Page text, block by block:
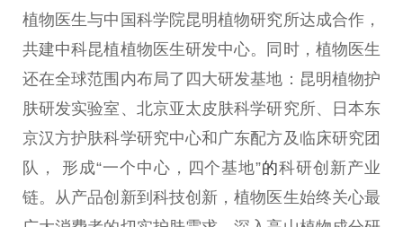
植物医生与中国科学院昆明植物研究所达成合作，
共建中科昆植植物医生研发中心。同时，植物医生
还在全球范围内布局了四大研发基地：昆明植物护
肤研发实验室、北京亚太皮肤科学研究所、日本东
京汉方护肤科学研究中心和广东配方及临床研究团
队， 形成“一个中心，四个基地”的科研创新产业
链。从产品创新到科技创新，植物医生始终关心最